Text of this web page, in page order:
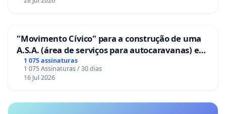
"Movimento Cívico" para a construção de uma
A.S.A. (área de serviços para autocaravanas) em
Coimbra
1 075 assinaturas
1 075 Assinaturas / 30 dias
16 Jul 2026